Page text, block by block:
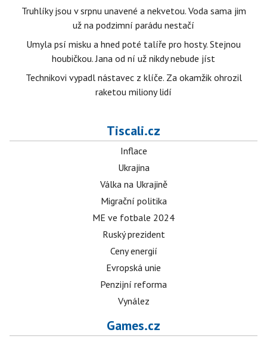
Truhlíky jsou v srpnu unavené a nekvetou. Voda sama jim
už na podzimní parádu nestačí
Umyla psí misku a hned poté talíře pro hosty. Stejnou
houbičkou. Jana od ní už nikdy nebude jíst
Technikovi vypadl nástavec z klíče. Za okamžik ohrozil
raketou miliony lidí
Tiscali.cz
Inflace
Ukrajina
Válka na Ukrajině
Migrační politika
ME ve fotbale 2024
Ruský prezident
Ceny energií
Evropská unie
Penzijní reforma
Vynález
Games.cz